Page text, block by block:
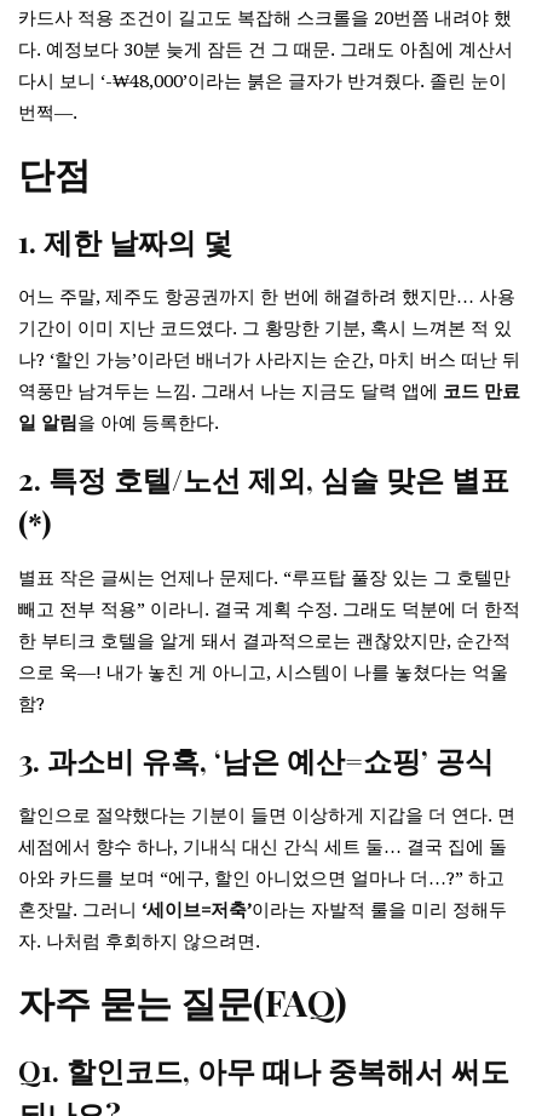
카드사 적용 조건이 길고도 복잡해 스크롤을 20번쯤 내려야 했
다. 예정보다 30분 늦게 잠든 건 그 때문. 그래도 아침에 계산서
다시 보니 ‘-₩48,000’이라는 붉은 글자가 반겨줬다. 졸린 눈이
번쩍―.
단점
1. 제한 날짜의 덫
어느 주말, 제주도 항공권까지 한 번에 해결하려 했지만… 사용
기간이 이미 지난 코드였다. 그 황망한 기분, 혹시 느껴본 적 있
나? ‘할인 가능’이라던 배너가 사라지는 순간, 마치 버스 떠난 뒤
역풍만 남겨두는 느낌. 그래서 나는 지금도 달력 앱에 코드 만료
일 알림을 아예 등록한다.
2. 특정 호텔/노선 제외, 심술 맞은 별표
(*)
별표 작은 글씨는 언제나 문제다. “루프탑 풀장 있는 그 호텔만
빼고 전부 적용” 이라니. 결국 계획 수정. 그래도 덕분에 더 한적
한 부티크 호텔을 알게 돼서 결과적으로는 괜찮았지만, 순간적
으로 욱—! 내가 놓친 게 아니고, 시스템이 나를 놓쳤다는 억울
함?
3. 과소비 유혹, ‘남은 예산=쇼핑’ 공식
할인으로 절약했다는 기분이 들면 이상하게 지갑을 더 연다. 면
세점에서 향수 하나, 기내식 대신 간식 세트 둘… 결국 집에 돌
아와 카드를 보며 “에구, 할인 아니었으면 얼마나 더…?” 하고
혼잣말. 그러니 ‘세이브=저축’이라는 자발적 룰을 미리 정해두
자. 나처럼 후회하지 않으려면.
자주 묻는 질문(FAQ)
Q1. 할인코드, 아무 때나 중복해서 써도